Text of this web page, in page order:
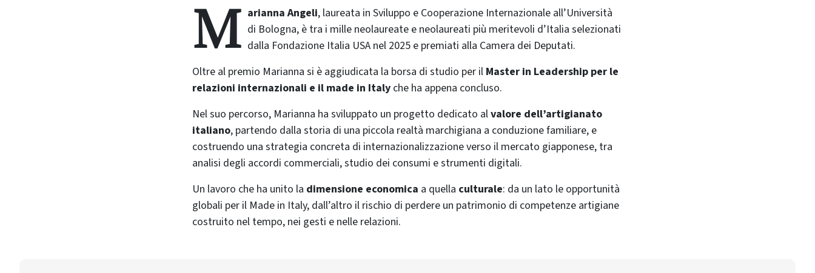
M arianna Angeli, laureata in Sviluppo e Cooperazione Internazionale all’Università
di Bologna, è tra i mille neolaureate e neolaureati più meritevoli d’Italia selezionati
dalla Fondazione Italia USA nel 2025 e premiati alla Camera dei Deputati.
Oltre al premio Marianna si è aggiudicata la borsa di studio per il Master in Leadership per le
relazioni internazionali e il made in Italy che ha appena concluso.
Nel suo percorso, Marianna ha sviluppato un progetto dedicato alvalore dell’artigianato
italiano, partendo dalla storia di una piccola realtà marchigiana a conduzione familiare, e
costruendo una strategia concreta di internazionalizzazione verso il mercato giapponese, tra
analisi degli accordi commerciali, studio dei consumi e strumenti digitali.
Un lavoro che ha unito la dimensione economica a quella culturale: da un lato le opportunità
globali per il Made in Italy, dall’altro il rischio di perdere un patrimonio di competenze artigiane
costruito nel tempo, nei gesti e nelle relazioni.